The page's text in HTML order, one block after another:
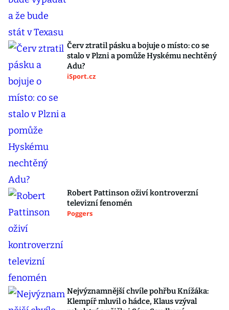
Červ ztratil pásku a bojuje o místo: co se
stalo v Plzni a pomůže Hyskému nechtěný
Adu?
iSport.cz
Robert Pattinson oživí kontroverzní
televizní fenomén
Poggers
Nejvýznamnější chvíle pohřbu Knížáka:
Klempíř mluvil o hádce, Klaus vzýval